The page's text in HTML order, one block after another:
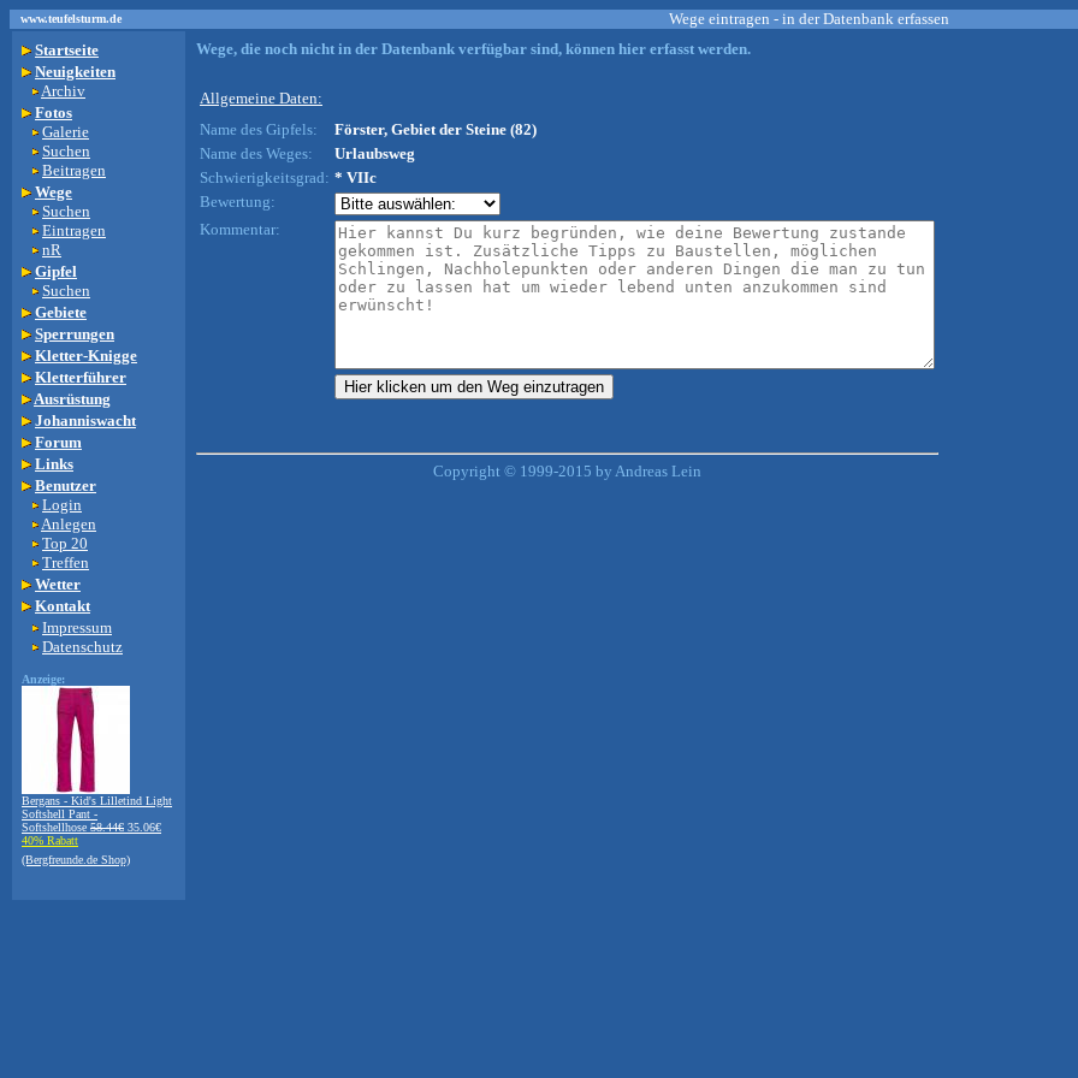
www.teufelsturm.de Wege eintragen - in der Datenbank erfassen
Startseite
Neuigkeiten
Archiv
Fotos
Galerie
Suchen
Beitragen
Wege
Suchen
Eintragen
nR
Gipfel
Suchen
Gebiete
Sperrungen
Kletter-Knigge
Kletterführer
Ausrüstung
Johanniswacht
Forum
Links
Benutzer
Login
Anlegen
Top 20
Treffen
Wetter
Kontakt
Impressum
Datenschutz
Anzeige:
Bergans - Kid's Lilletind Light
Softshell Pant -
Softshellhose 58.44€ 35.06€
40% Rabatt
(Bergfreunde.de Shop)
Wege, die noch nicht in der Datenbank verfügbar sind, können hier erfasst werden.
Allgemeine Daten:
Name des Gipfels:
Förster, Gebiet der Steine (82)
Name des Weges:
Urlaubsweg
Schwierigkeitsgrad: * VIIc
Bewertung:
Kommentar:
Copyright © 1999-2015 by Andreas Lein